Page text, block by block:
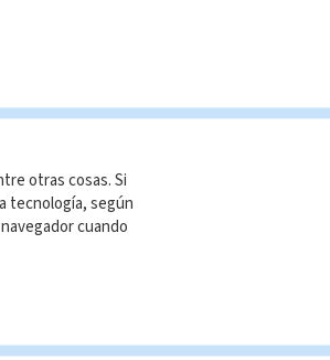
otras cosas. Si
tecnología, según
cuando